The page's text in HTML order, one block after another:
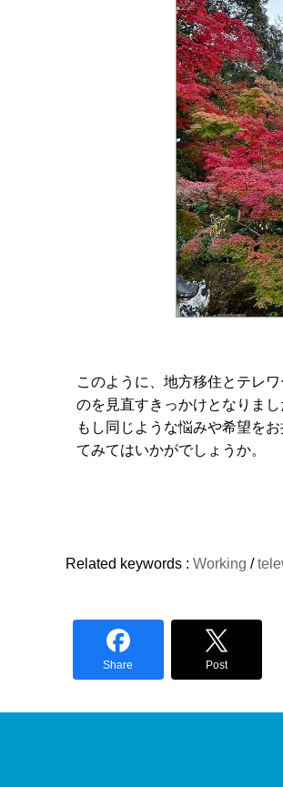
このように、地方移住とテレ
のを見直すきっかけとなりまし
もし同じような悩みや希望を
てみてはいかがでしょうか。
Related keywords : Working /
Share Post